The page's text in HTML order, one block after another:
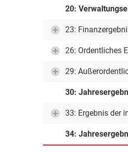
20:
23:
26: Ordentliches
29:
30:
33: Ergebnis der
34: